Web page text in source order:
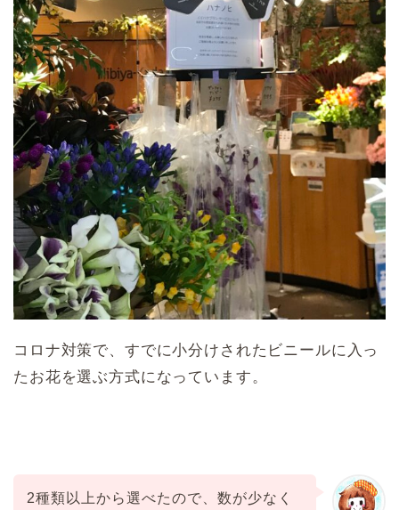
コロナ対策で、すでに小分けされたビニールに入っ
たお花を選ぶ方式になっています。
2種類以上から選べたので、数が少なく